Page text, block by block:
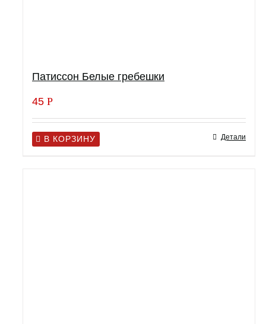
Патиссон Белые гребешки
45 Р
В КОРЗИНУ Детали